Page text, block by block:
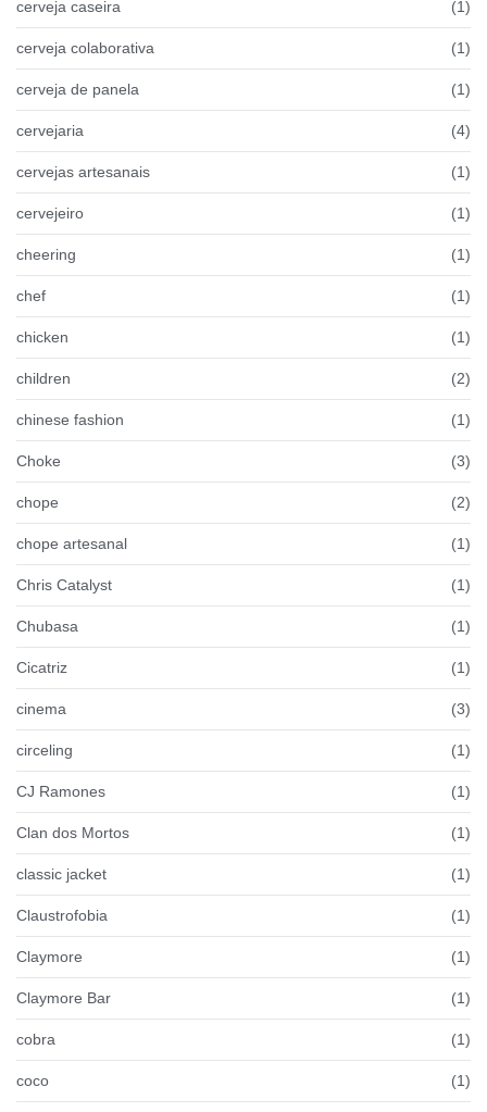
cerveja caseira (1)
cerveja colaborativa (1)
cerveja de panela (1)
cervejaria (4)
cervejas artesanais (1)
cervejeiro (1)
cheering (1)
chef (1)
chicken (1)
children (2)
chinese fashion (1)
Choke (3)
chope (2)
chope artesanal (1)
Chris Catalyst (1)
Chubasa (1)
Cicatriz (1)
cinema (3)
circeling (1)
CJ Ramones (1)
Clan dos Mortos (1)
classic jacket (1)
Claustrofobia (1)
Claymore (1)
Claymore Bar (1)
cobra (1)
coco (1)